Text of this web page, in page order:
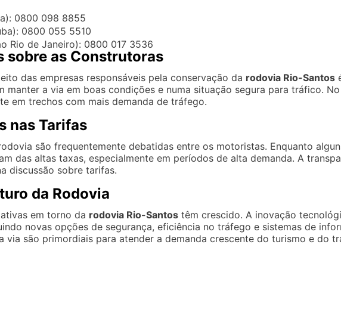
0800 098 8855
0800 055 5510
Rio de Janeiro): 0800 017 3536
sobre as Construtoras
das empresas responsáveis pela conservação da rodovia Rio-Santos
manter a via em boas condições e numa situação segura para tráfico.
em trechos com mais demanda de tráfego.
nas Tarifas
são frequentemente debatidas entre os motoristas. Enquanto
das altas taxas, especialmente em períodos de alta demanda. A
discussão sobre tarifas.
da Rodovia
em torno da rodovia Rio-Santos têm crescido. A inovação
novas opções de segurança, eficiência no tráfego e sistemas de
via são primordiais para atender a demanda crescente do turismo e do